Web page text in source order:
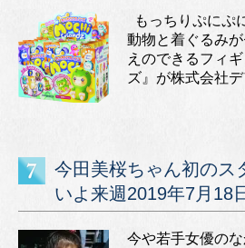
もっちりぷにぷ
動物と着ぐるみ
えのできるフィ
ズ』が株式会社
今田美桜ちゃん初のス
いよ来週2019年7月18
今や若手女優の